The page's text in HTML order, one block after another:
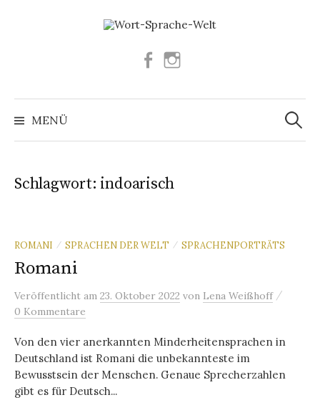
Facebook
MENÜ
Suchen
nach:
Schlagwort: indoarisch
ROMANI / SPRACHEN DER WELT / SPRACHENPORTRÄTS
Romani
Veröffentlicht am 23. Oktober 2022 von Lena Weißhoff /
0 Kommentare
Von den vier anerkannten Minderheitensprachen in
Deutschland ist Romani die unbekannteste im
Bewusstsein der Menschen. Genaue Sprecherzahlen
gibt es für Deutsch...